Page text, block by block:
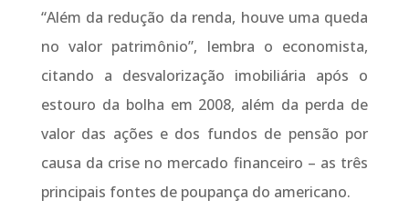
“Além da redução da renda, houve uma queda
no valor patrimônio”, lembra o economista,
citando a desvalorização imobiliária após o
estouro da bolha em 2008, além da perda de
valor das ações e dos fundos de pensão por
causa da crise no mercado financeiro – as três
principais fontes de poupança do americano.